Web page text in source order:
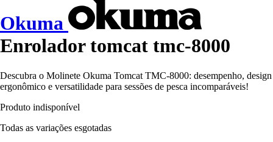
Okuma
Enrolador tomcat tmc-8000
Descubra o Molinete Okuma Tomcat TMC-8000: desempenho, design
ergonômico e versatilidade para sessões de pesca incomparáveis!
Produto indisponível
Todas as variações esgotadas